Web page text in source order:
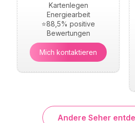
Kartenlegen
Energiearbeit
⭐88,5% positive
Bewertungen
Mich kontaktieren
Andere Seher